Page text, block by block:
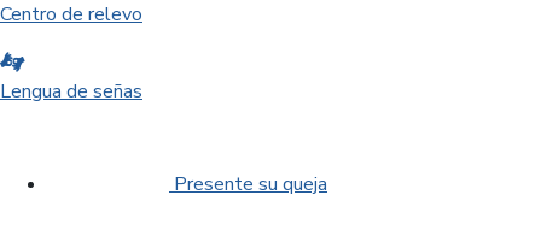
Centro de relevo
Lengua de señas
Presente su queja